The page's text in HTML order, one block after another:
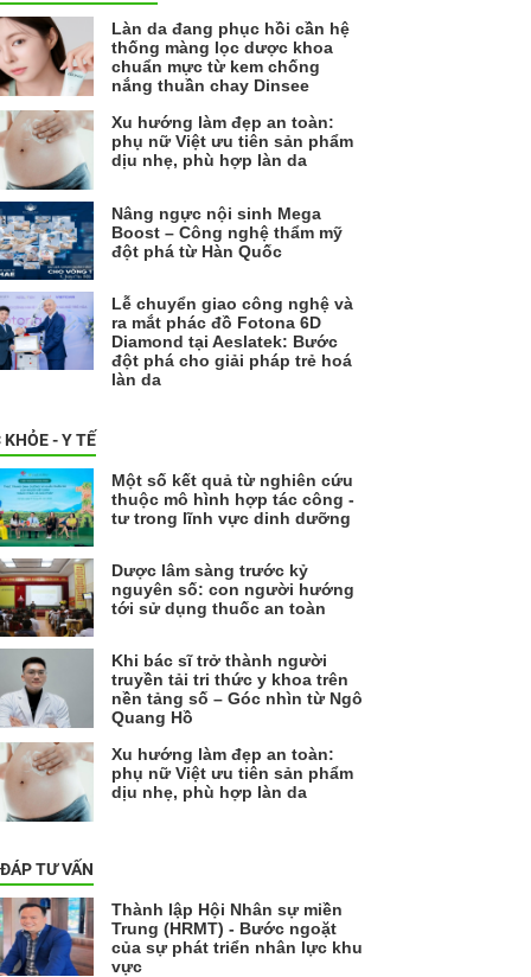
Làn da đang phục hồi cần hệ
thống màng lọc dược khoa
chuẩn mực từ kem chống
nắng thuần chay Dinsee
Xu hướng làm đẹp an toàn:
phụ nữ Việt ưu tiên sản phẩm
dịu nhẹ, phù hợp làn da
Nâng ngực nội sinh Mega
Boost – Công nghệ thẩm mỹ
đột phá từ Hàn Quốc
Lễ chuyển giao công nghệ và
ra mắt phác đồ Fotona 6D
Diamond tại Aeslatek: Bước
đột phá cho giải pháp trẻ hoá
làn da
KHỎE - Y TẾ
Một số kết quả từ nghiên cứu
thuộc mô hình hợp tác công -
tư trong lĩnh vực dinh dưỡng
Dược lâm sàng trước kỷ
nguyên số: con người hướng
tới sử dụng thuốc an toàn
Khi bác sĩ trở thành người
truyền tải tri thức y khoa trên
nền tảng số – Góc nhìn từ Ngô
Quang Hồ
Xu hướng làm đẹp an toàn:
phụ nữ Việt ưu tiên sản phẩm
dịu nhẹ, phù hợp làn da
TƯ VẤN
Thành lập Hội Nhân sự miền
Trung (HRMT) - Bước ngoặt
của sự phát triển nhân lực khu
vực